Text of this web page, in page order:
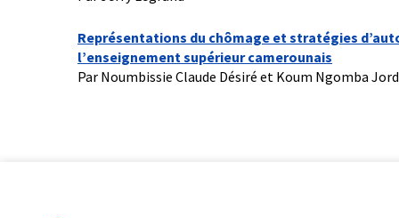
Représentations du chômage et stratégies
l’enseignement supérieur camerounais
Par Noumbissie Claude Désiré et Koum Ngomba